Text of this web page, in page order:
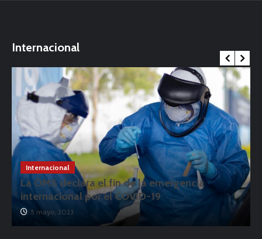
Internacional
Internacional
La OMS declara el fin de la emergencia
internacional por el COVID-19
5 mayo, 2023